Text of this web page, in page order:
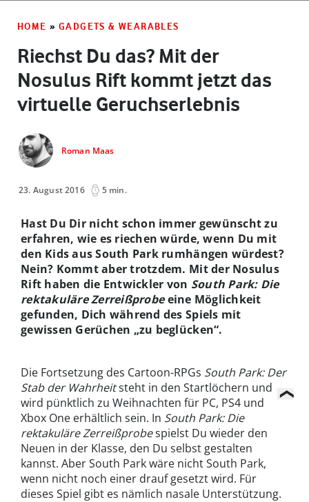
HOME » GADGETS & WEARABLES
Riechst Du das? Mit der
Nosulus Rift kommt jetzt das
virtuelle Geruchserlebnis
Roman Maas
23. August 2016 5 min.
Hast Du Dir nicht schon immer gewünscht zu
erfahren, wie es riechen würde, wenn Du mit
den Kids aus South Park rumhängen würdest?
Nein? Kommt aber trotzdem. Mit der Nosulus
Rift haben die Entwickler von South Park: Die
rektakuläre Zerreißprobeeine Möglichkeit
gefunden, Dich während des Spiels mit
gewissen Gerüchen „zu beglücken“.
Die Fortsetzung des Cartoon-RPGs South Park: Der
Stab der Wahrheitsteht in den Startlöchern und
wird pünktlich zu Weihnachten für PC, PS4 und
Xbox One erhältlich sein. In South Park: Die
rektakuläre Zerreißprobespielst Du wieder den
Neuen in der Klasse, den Du selbst gestalten
kannst. Aber South Park wäre nicht South Park,
wenn nicht noch einer drauf gesetzt wird. Für
dieses Spiel gibt es nämlich nasale Unterstützung.